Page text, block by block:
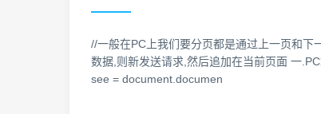
//一般在PC上我们要分页都是通过上一页和
数据,则新发送请求,然后追加在当前页面 一
see = document.documen